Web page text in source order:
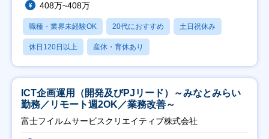
408万~408万
職種・業界未経験OK 20代におすすめ 土日祝休み
休日120日以上 産休・育休あり
ICT企画運用（開発及びPJリード）～みなとみらい
勤務／リモート週2OK／業務改善～
富士フイルムサービスクリエイティブ株式会社